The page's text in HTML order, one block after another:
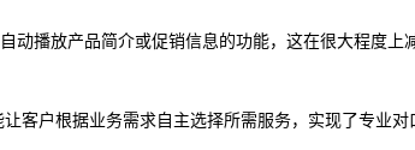
动播放产品简介或促销信息的功能，这在很大程度
客户根据业务需求自主选择所需服务，实现了专业对